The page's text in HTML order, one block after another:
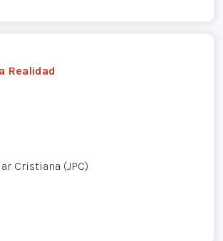
Realidad
Cristiana (JPC)